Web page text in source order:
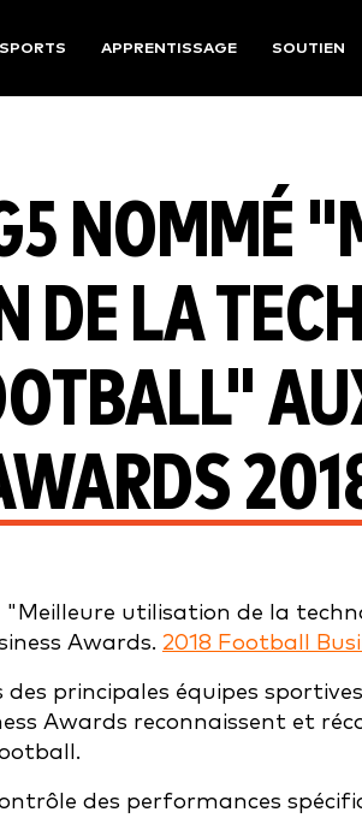
SPORTS APPRENTISSAGE SOUTIEN
NOMMÉ
DE LA
utilisation de la
Awards. 2018 Football
principales équipes
Awards reconnaissent et
des performances